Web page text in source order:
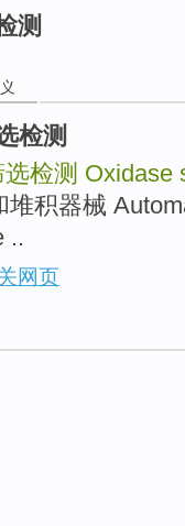
测
检测
检测 Oxidase
堆积器械
..
网页